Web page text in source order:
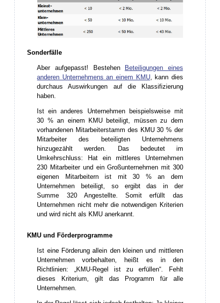
Sonderfälle
Aber aufgepasst! Bestehen Beteiligungen eines
anderen Unternehmens an einem KMU, kann dies
durchaus Auswirkungen auf die Klassifizierung
haben.
Ist ein anderes Unternehmen beispielsweise mit
30 % an einem KMU beteiligt, müssen zu dem
vorhandenen Mitarbeiterstamm des KMU 30 % der
Mitarbeiter des beteiligten Unternehmens
hinzugezählt werden. Das bedeutet im
Umkehrschluss: Hat ein mittleres Unternehmen
230 Mitarbeiter und ein Großunternehmen mit 300
eigenen Mitarbeitern ist mit 30 % an dem
Unternehmen beteiligt, so ergibt das in der
Summe 320 Angestellte. Somit erfüllt das
Unternehmen nicht mehr die notwendigen Kriterien
und wird nicht als KMU anerkannt.
KMU und Förderprogramme
Ist eine Förderung allein den kleinen und mittleren
Unternehmen vorbehalten, heißt es in den
Richtlinien: „KMU-Regel ist zu erfüllen“. Fehlt
dieses Kriterium, gilt das Programm für alle
Unternehmen.